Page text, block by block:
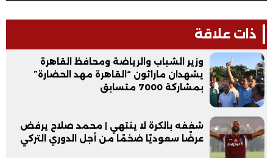
ذات علاقة
وزير الشباب والرياضة ومحافظ القاهرة
يشهدان ماراثون “القاهرة مهد الحضارة”
بمشاركة 7000 متسابق
شغفه بالكرة لا ينتهي | محمد صلاح يرفض
عرضًا سعوديًا ضخمًا من أجل الدوري التركي